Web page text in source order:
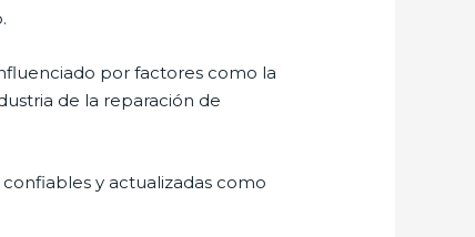
por factores como la
de la reparación de
y actualizadas como